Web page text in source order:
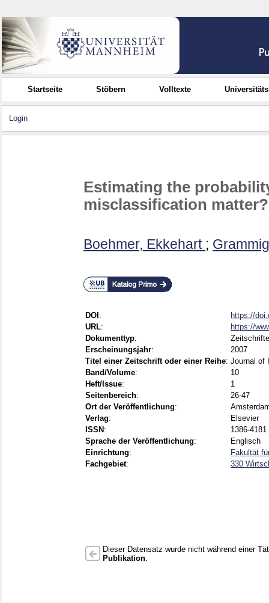
Startseite Stöbern Volltexte
Login
Estimating the
misclassification matter?
Boehmer, Ekkehart ;
DOI :
https://
URL:
https://
Dokumenttyp:
Erscheinungsjahr:
2007
Titel einer Zeitschrift oder einer Reihe: Journal of
Band/Volume:
10
Heft/Issue:
1
Seitenbereich:
26-47
Ort der Veröffentlichung:
Verlag:
Elsevier
ISSN :
1386-4181
Sprache der Veröffentlichung:
Englisch
Einrichtung:
Fakultät
Fachgebiet: 330
Dieser Datensatz wurde nicht während einer
Publikation